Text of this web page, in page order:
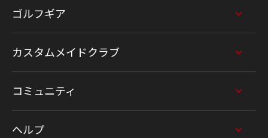
ゴルフギア
カスタムメイドクラブ
コミュニティ
ヘルプ